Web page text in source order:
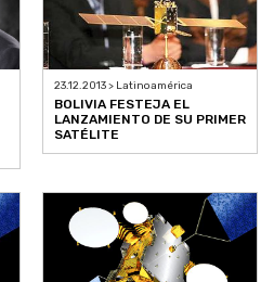
23.12.2013 > Latinoamérica
BOLIVIA FESTEJA EL
LANZAMIENTO DE SU PRIMER
SATÉLITE